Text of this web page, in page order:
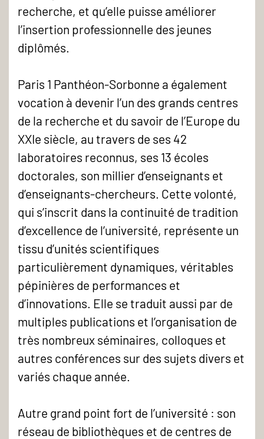
recherche, et qu’elle puisse améliorer
l’insertion professionnelle des jeunes
diplômés.
Paris 1 Panthéon-Sorbonne a également
vocation à devenir l’un des grands centres
de la recherche et du savoir de l’Europe du
XXIe siècle, au travers de ses 42
laboratoires reconnus, ses 13 écoles
doctorales, son millier d’enseignants et
d’enseignants-chercheurs. Cette volonté,
qui s’inscrit dans la continuité de tradition
d’excellence de l’université, représente un
tissu d’unités scientifiques
particulièrement dynamiques, véritables
pépinières de performances et
d’innovations. Elle se traduit aussi par de
multiples publications et l’organisation de
très nombreux séminaires, colloques et
autres conférences sur des sujets divers et
variés chaque année.
Autre grand point fort de l’université : son
réseau de bibliothèques et de centres de